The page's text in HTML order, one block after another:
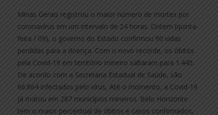
Minas Gerais registrou o maior número de mortes por
coronavírus em um intervalo de 24 horas. Ontem (quinta-
feira / 09), o governo do Estado confirmou 90 vidas
perdidas para a doença. Com o novo recorde, os óbitos
pela Covid-19 em território mineiro saltaram para 1.445.
De acordo com a Secretaria Estadual de Saúde, são
66.864 infectados pelo vírus, Até o momento, a Covid-19
já matou em 287 municípios mineiros. Belo Horizonte
tem o maior percentual de óbitos e casos confirmados,